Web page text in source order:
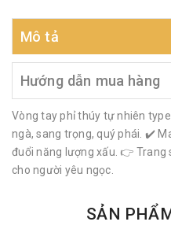
Mô tả
Hướng dẫn mua hàng
Vòng tay phỉ thúy tự nhiên
ngà, sang trọng, quý phái. ✔️
đuổi năng lượng xấu. 👉
cho người yêu ngọc.
SẢN